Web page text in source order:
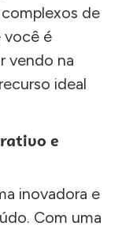
de
você é
vendo na
ideal
e
inovadora e
Com uma